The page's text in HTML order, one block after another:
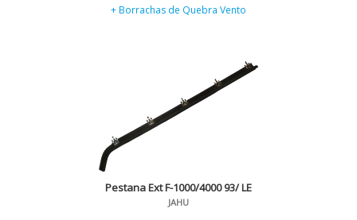
+ Borrachas de Quebra Vento
Pestana Ext F-1000/4000 93/ LE
JAHU